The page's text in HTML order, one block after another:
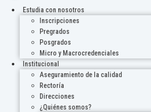
Estudia con nosotros
Inscripciones
Pregrados
Posgrados
Micro y Macrocredenciales
Institucional
Aseguramiento de la calidad
Rectoría
Direcciones
¿Quiénes somos?